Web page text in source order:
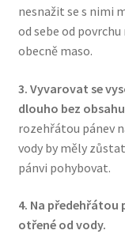
nesnažit se s nimi
od sebe od
obecně maso.
3. Vyvarovat se
dlouho bez
rozehřátou pánev
vody by měly
pánvi pohybovat.
4. Na předehřátou
otřené od vody.